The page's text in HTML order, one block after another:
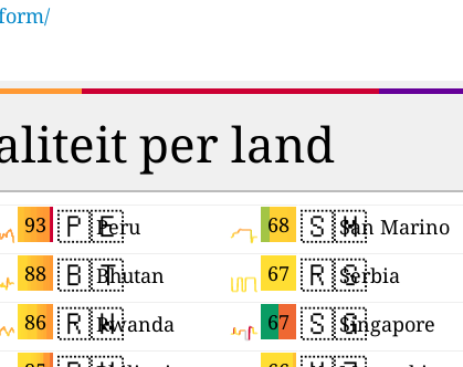
per land
93
88
86
🇵🇪 68
Peru
🇧🇹 67
Bhutan
🇷🇼 67
Rwanda
🇸🇲San Marino
🇷🇸Serbia
🇸🇬Singapore